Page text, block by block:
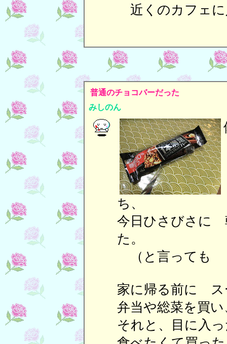
近くのカフェに
普通のチョコバーだった
みしのん
ち
今日ひさびさに
た。
（と言っても
家に帰る前に ス
弁当や総菜を買い
それと、目に入